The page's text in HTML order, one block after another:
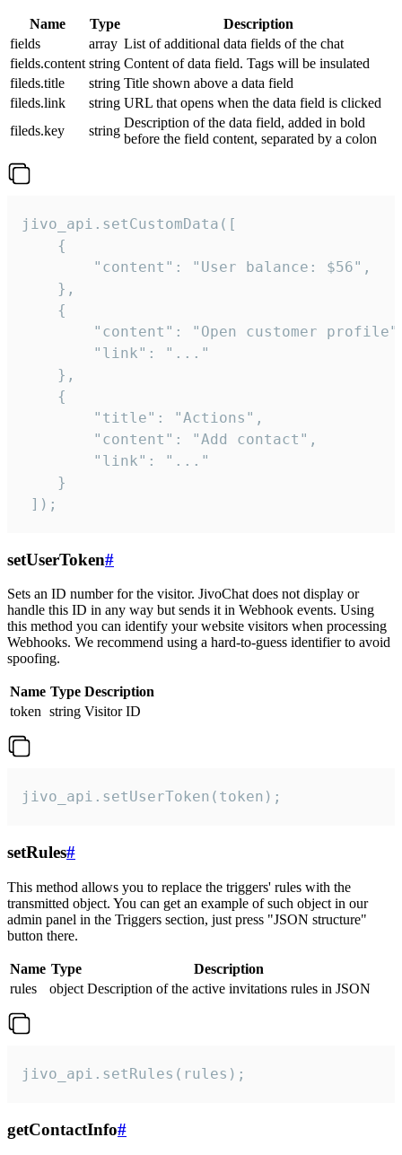
Name Type
Description
fields
array List of additional data fields of the chat
fields.content string Content of data field. Tags will be insulated
fileds.title
string Title shown above a data field
fileds.link
string URL that opens when the data field is clicked
fileds.key
string
Description of the data field, added in bold
before the field content, separated by a colon
jivo_api.setCustomData([
    {
        "content": "User balance: $56",
    },
    {
"content": "Open customer
        "link": "..."
    },
    {
        "title": "Actions",
        "content": "Add contact",
        "link": "..."
    }
]);
setUserToken#
Sets an ID number for the visitor. JivoChat does not display or
handle this ID in any way but sends it in Webhook events. Using
this method you can identify your website visitors when processing
Webhooks. We recommend using a hard-to-guess identifier to avoid
spoofing.
Name Type Description
token string Visitor ID
jivo_api.setUserToken(token);
setRules#
This method allows you to replace the triggers' rules with the
transmitted object. You can get an example of such object in our
admin panel in the Triggers section, just press "JSON structure"
button there.
Name Type
Description
rules
object Description of the active invitations rules in JSON
jivo_api.setRules(rules);
getContactInfo#